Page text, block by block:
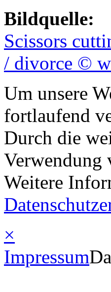
Bildquelle:
Scissors
/ divorce ©
Um unsere
fortlaufend
Durch die
Verwendung
Weitere
×
Impressum